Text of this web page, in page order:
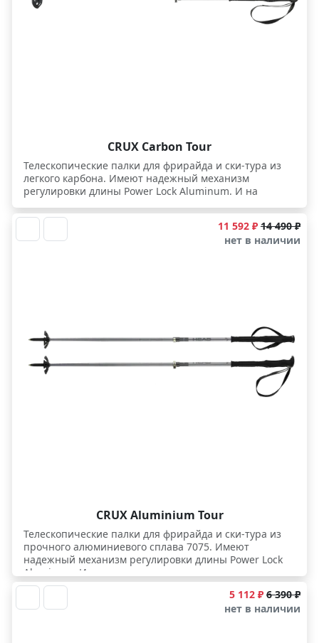
CRUX Carbon Tour
Телескопические палки для фрирайда и ски-тура из
легкого карбона. Имеют надежный механизм
регулировки длины Power Lock Aluminum. И на
обрезиненные древки, позволяющие разный хват,
широкие райдовые кольца для глубокого снега и
супер цепкий победитовый наконечник Tungsten
11 592 ₽ 14 490 ₽
нет в наличии
CRUX Aluminium Tour
Телескопические палки для фрирайда и ски-тура из
прочного алюминиевого сплава 7075. Имеют
надежный механизм регулировки длины Power Lock
Aluminum. И на подъеме, и на спуске пригодятся их
легкие обрезиненные древки, позволяющие разный
хват, широкие райдовые кольца для глубокого снега и
супер цепкий победитовый наконечник Tungsten
5 112 ₽ 6 390 ₽
нет в наличии